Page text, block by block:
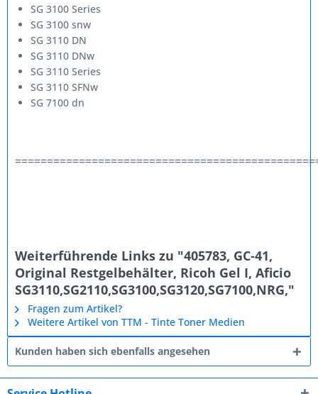
SG 3100 Series
SG 3100 snw
SG 3110 DN
SG 3110 DNw
SG 3110 Series
SG 3110 SFNw
SG 7100 dn
Weiterführende Links zu "405783, GC-41,
Original Restgelbehälter, Ricoh Gel I, Aficio
SG3110,SG2110,SG3100,SG3120,SG7100,NRG,"
Fragen zum Artikel?
Weitere Artikel von TTM - Tinte Toner Medien
Kunden haben sich ebenfalls angesehen